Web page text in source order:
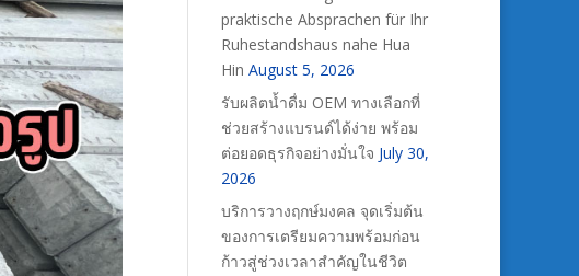
praktische Absprachen für Ihr
Ruhestandshaus nahe Hua
Hin August 5, 2026
รับผลิตน้ำดื่ม OEM ทางเลือกที่
ช่วยสร้างแบรนด์ได้ง่าย พร้อม
ต่อยอดธุรกิจอย่างมั่นใจ July 30,
2026
บริการวางฤกษ์มงคล จุดเริ่มต้น
ของการเตรียมความพร้อมก่อน
ก้าวสู่ช่วงเวลาสำคัญในชีวิต